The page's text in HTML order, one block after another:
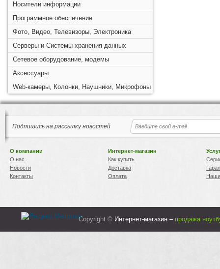
Носители информации
Программное обеспечение
Фото, Видео, Телевизоры, Электроника
Серверы и Системы хранения данных
Сетевое оборудование, модемы
Аксессуары
Web-камеры, Колонки, Наушники, Микрофоны
Подпишись на рассылку новостей
О компании
О нас
Новости
Контакты
Интернет-магазин
Как купить
Доставка
Оплата
Copyright © Интернет-магазин – продажа